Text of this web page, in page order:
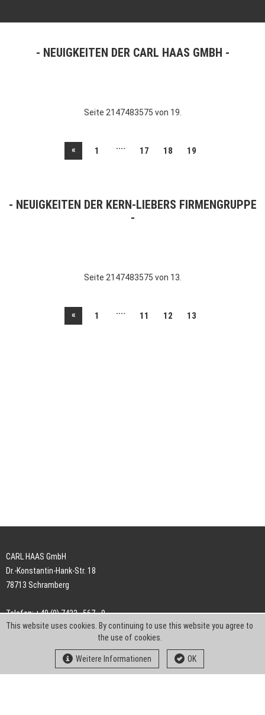
NEUIGKEITEN DER CARL HAAS GMBH
Seite 2147483575 von 19.
« 1 .... 17 18 19
NEUIGKEITEN DER KERN-LIEBERS FIRMENGRUPPE
Seite 2147483575 von 13.
« 1 .... 11 12 13
CARL HAAS GmbH
Dr.-Konstantin-Hank-Str. 18
78713 Schramberg
Telefon: +49 (0) 7422 . 567 - 0
Telefax: +49 (0) 7422 . 567 - 239
info-ch@kern-liebers.com
This website uses cookies. By continuing to use this website you agree to
the use of cookies.
Weitere Informationen OK